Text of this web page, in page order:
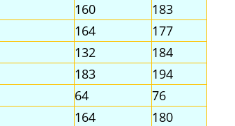
160
183
164
177
132
184
183
194
64
76
164 180